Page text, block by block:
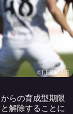
らの育成型期限
解除することに